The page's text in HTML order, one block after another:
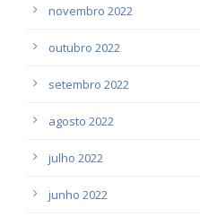
novembro 2022
outubro 2022
setembro 2022
agosto 2022
julho 2022
junho 2022